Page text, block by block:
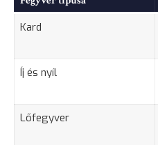
Kard
Íj és nyíl
Lőfegyver